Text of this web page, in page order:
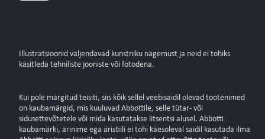
Illustratsioonid väljendavad kunstniku nägemust ja neid ei tohiks
käsitleda tehniliste jooniste või fotodena.
Kui pole märgitud teisiti, siis kõik sellel veebisaidil olevad tootenimed
on kaubamärgid, mis kuuluvad Abbottile, selle tütar- või
sidusettevõtetele või mida kasutatakse litsentsi alusel. Abbotti
kaubamärki, ärinime ega äristiili ei tohi käesoleval saidil kasutada ilma